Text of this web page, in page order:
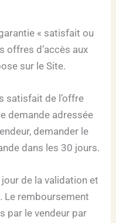
« satisfait ou
offres d’accès aux
sur le Site.
satisfait de l’offre
demande adressée
demander le
dans les 30 jours.
de la validation et
Le remboursement
par le vendeur par